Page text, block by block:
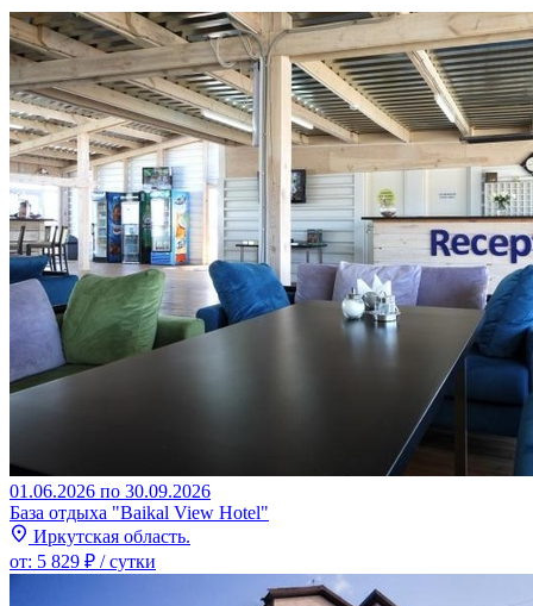
01.06.2026 по 30.09.2026
База отдыха "Baikal View Hotel"
Иркутская область.
от: 5 829 ₽ / сутки